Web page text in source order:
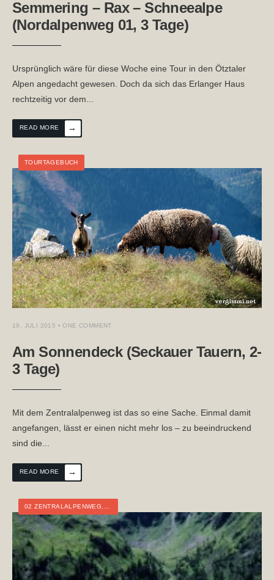
Semmering – Rax – Schneealpe
(Nordalpenweg 01, 3 Tage)
Ursprünglich wäre für diese Woche eine Tour in den Ötztaler
Alpen angedacht gewesen. Doch da sich das Erlanger Haus
rechtzeitig vor dem
READ MORE →
TOURTAGEBUCH
19. JULI 2015 • ONE COMMENT
Am Sonnendeck (Seckauer Tauern, 2-
3 Tage)
Mit dem Zentralalpenweg ist das so eine Sache. Einmal damit
angefangen, lässt er einen nicht mehr los – zu beeindruckend
sind die
READ MORE →
02 ZENTRALALPENWEG